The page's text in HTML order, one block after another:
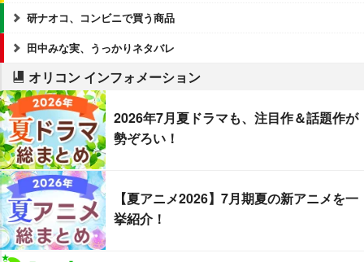
研ナオコ、コンビニで買う商品
田中みな実、うっかりネタバレ
オリコン インフォメーション
2026年7月夏ドラマも、注目作＆話題作が
勢ぞろい！
【夏アニメ2026】7月期夏の新アニメを一
挙紹介！